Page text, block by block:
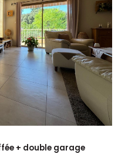
+ double garage